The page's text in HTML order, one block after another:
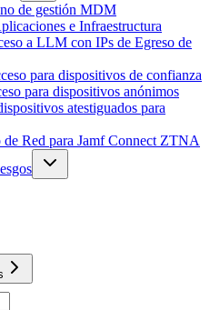
de gestión MDM
e Infraestructura
a LLM con IPs de Egreso de
para dispositivos de confianza
para dispositivos anónimos
atestiguados para
Red para Jamf Connect ZTNA